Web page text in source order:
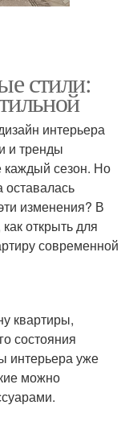
стили:
интерьера
и тренды
каждый сезон. Но
оставалась
изменения? В
открыть для
современной
квартиры,
состояния
интерьера уже
можно